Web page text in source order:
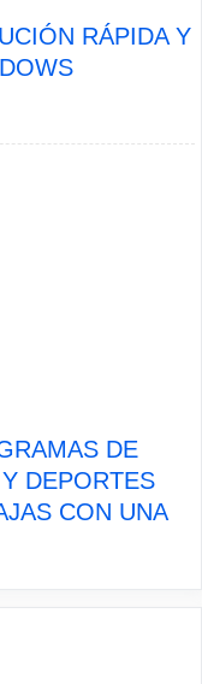
RÁPIDA Y
DE
DEPORTES
CON UNA